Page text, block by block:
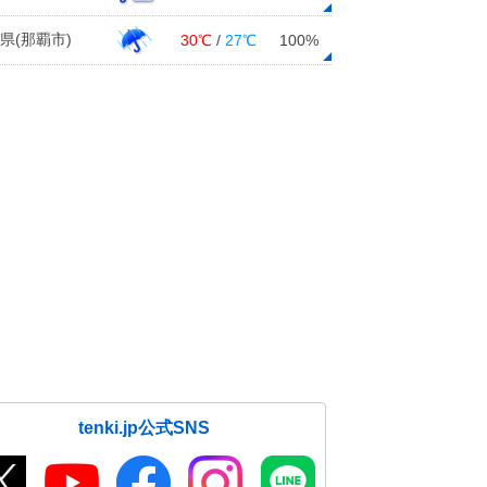
(那覇市) 30℃ / 27℃ 100%
tenki.jp公式SNS